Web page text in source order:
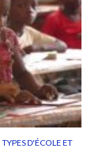
TYPES D'ÉCOLE ET